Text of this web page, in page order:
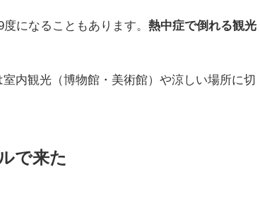
になることもあります。熱中症で倒れる観光
内観光（博物館・美術館）や涼しい場所に切
で来た